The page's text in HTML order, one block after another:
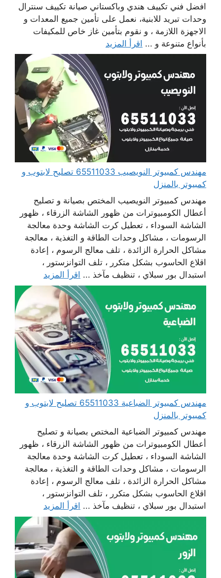
افضل فني تكييف هندي وباكستاني صيانة تكييف سنترال
وحدات تبريد للابنية، نعمل على تأمين جميع المعدات و
الاجهزة اللازمة ، و نقوم بتأمين غاز خاص للمكيفات
بأنواع متنوعة و ... اقرأ المزيد
مهندس كمبيوتر النويصيب 65511033 تصليح لابتوب و
كمبيوتر بالمنزل
مهندس كمبيوتر النويصيب المختص بصيانة و تصليح
أعطال الكومبيوترات من ظهور الشاشة الزرقاء ، ظهور
الشاشة السوداء ، تعطيل كرت الشاشة وحدة معالجة
الرسومات ، مشاكل وحدات الطاقة و التغذية ، معالجة
مشاكل الحرارة الزائدة ، تلف معالج الرسوم ، إعادة
اقلاع الحاسوب بشكل متكرر ، تلف التوانزستور ،
استبدال بور سبلاي ، تنظيف مآخذ ... اقرأ المزيد
مهندس كمبيوتر الضباعية 65511033 تصليح لابتوب و
كمبيوتر بالمنزل
مهندس كمبيوتر الضباعية المختص بصيانة و تصليح
أعطال الكومبيوترات من ظهور الشاشة الزرقاء ، ظهور
الشاشة السوداء ، تعطيل كرت الشاشة وحدة معالجة
الرسومات ، مشاكل وحدات الطاقة و التغذية ، معالجة
مشاكل الحرارة الزائدة ، تلف معالج الرسوم ، إعادة
اقلاع الحاسوب بشكل متكرر ، تلف التوانزستور ،
استبدال بور سبلاي ، تنظيف مآخذ ... اقرأ المزيد